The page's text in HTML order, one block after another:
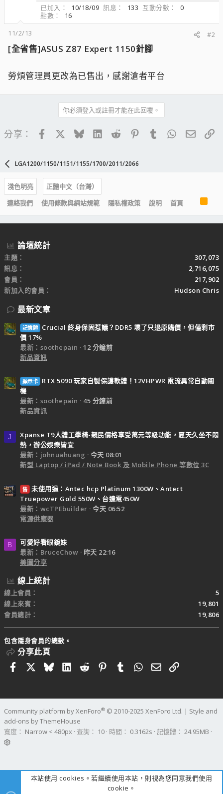
已加入
10/18/09 訊息 133 互動分數
0
點數
16
11/2/13
#2
[全省售]ASUS Z87 Expert 1150針腳
勞煩管理員更改為已售出，感謝滄者平台
你必須登入或註冊才能在此回覆。
分享： FacebookBlueskyLinkedIn
Reddit PinterestTumblrWhatsApp
電子
LGA1200/1150/1151/1155/1700/2011/2066
淺色明亮
正體中文（台灣）
連絡我們
使用條款與網站規範 隱私權政策 說明 首頁
S
論壇統計
主題
307,073
訊息
2,716,075
會員
217,902
新加入的會員
Hudson Chris
最新文章
記憶體
Crucial 終身保固惹議？DDR5 壞了只退原購價，但僅剩市
價 17%
最新：soothepain
12 分鐘前
新品資訊
顯示卡
RTX 5090 玩家自製保護軟體！12VHPWR 電流異常自動關
機
最新：soothepain
45 分鐘前
新品資訊
J
Xpanse T9人體工學椅-親民價格享受萬元等級功能，夏天久坐不悶
熱，辦公娛樂皆宜
最新：johnuahuang
今天 08:01
新型 Laptop / iPad / Note Book 及 Mobile Phone 等數位 3C
售 未使用過：Antec hcp Platinum 1300W、Antect
Truepower Gold 550W、台達電450W
最新：wcTPEbuilder
今天 06:52
電源供應器
B
可愛好看眼鏡妹
最新：BruceChow
昨天 22:16
美圖分享
線上統計
線上會員
5
線上來賓
19,801
會員總計
19,806
包含隱身會員的總數。
分享此頁
FacebookBlueskyLinkedIn
RedditPinterestTumblrWhatsApp
電子郵件
連結
Community platform by XenForo® © 2010-2025 XenForo Ltd. | Style and
add-ons by ThemeHouse
寬度
查詢 10 時間 0.3162s 記憶體 24.95MB
本站使用 cookies。若繼續使用本站，則視為您同意我們使用
cookie。